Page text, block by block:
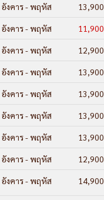
อังคาร - พฤหัส 13,900
อังคาร - พฤหัส 11,900
อังคาร - พฤหัส 12,900
อังคาร - พฤหัส 13,900
อังคาร - พฤหัส 13,900
อังคาร - พฤหัส 13,900
อังคาร - พฤหัส 13,900
อังคาร - พฤหัส 12,900
อังคาร - พฤหัส 14,900